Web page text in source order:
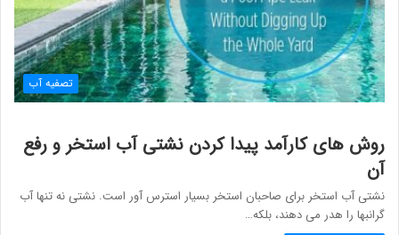
تصفیه آب
روش های کارآمد پیدا کردن نشتی آب استخر و رفع
آن
نشتی آب استخر برای صاحبان استخر بسیار استرس آور است. نشتی نه تنها آب
گرانبها را هدر می دهند، بلکه…